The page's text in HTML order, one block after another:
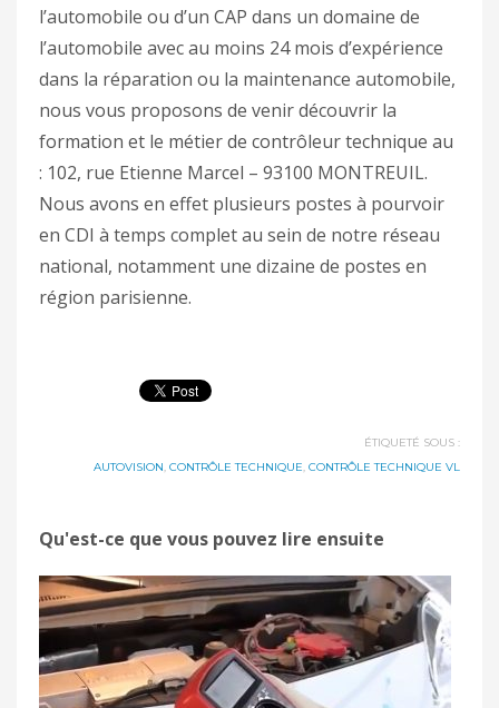
l’automobile ou d’un CAP dans un domaine de
l’automobile avec au moins 24 mois d’expérience
dans la réparation ou la maintenance automobile,
nous vous proposons de venir découvrir la
formation et le métier de contrôleur technique au
: 102, rue Etienne Marcel – 93100 MONTREUIL.
Nous avons en effet plusieurs postes à pourvoir
en CDI à temps complet au sein de notre réseau
national, notamment une dizaine de postes en
région parisienne.
ÉTIQUETÉ SOUS :
AUTOVISION, CONTRÔLE TECHNIQUE, CONTRÔLE TECHNIQUE VL
Qu'est-ce que vous pouvez lire ensuite